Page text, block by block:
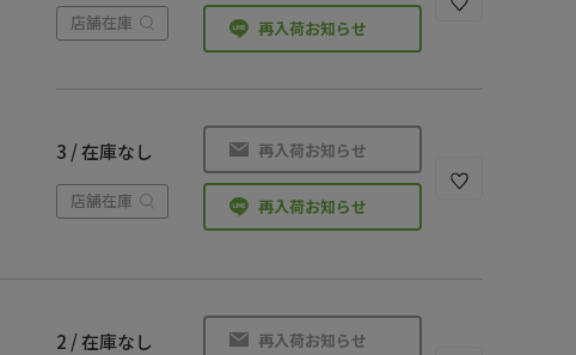
店舗在庫 再入荷お知らせ
3 / 在庫なし
店舗在庫
再入荷お知らせ
再入荷お知らせ
2 / 在庫なし 再入荷お知らせ